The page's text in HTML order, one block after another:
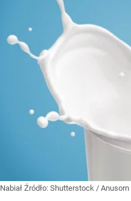
Nabiał Źródło: Shutterstock /